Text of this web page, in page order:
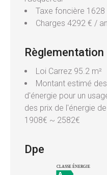
Taxe foncière 1628
Charges 4292 € / an
Règlementation
Loi Carrez 95.2 m²
Montant estimé
d'énergie pour un
des prix de l'énergie
1908€ ~ 2582€
Dpe